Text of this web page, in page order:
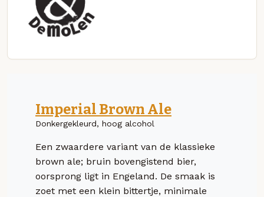
Imperial Brown Ale
Donkergekleurd, hoog alcohol
Een zwaardere variant van de klassieke
brown ale; bruin bovengistend bier,
oorsprong ligt in Engeland. De smaak is
zoet met een klein bittertje, minimale